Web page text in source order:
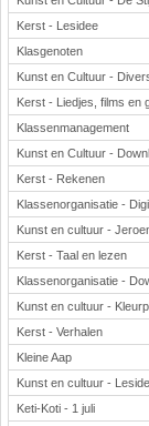
Kerst - Lesidee
Klasgenoten
Kunst en Cultuur -
Kerst - Liedjes, films en
Klassenmanagement
Kunst en Cultuur -
Kerst - Rekenen
Klassenorganisatie -
Kunst en cultuur -
Kerst - Taal en lezen
Klassenorganisatie -
Kunst en cultuur -
Kerst - Verhalen
Kleine Aap
Kunst en cultuur -
Keti-Koti - 1 juli